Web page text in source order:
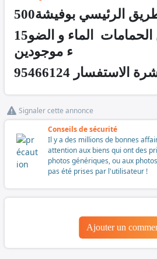
15دق على ياسمين الحمامات الماء و الضو
95466124
Signaler cette annonce
Conseils de sécurité
Il y a des millions de bonnes
attention aux biens qui ont des
photos génériques, ou aux
pas été prises par l'utilisateur !
Ajouter un